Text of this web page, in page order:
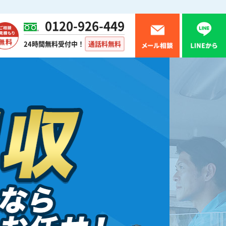
0120-926-449
24時間無料受付中！ 通話料無料